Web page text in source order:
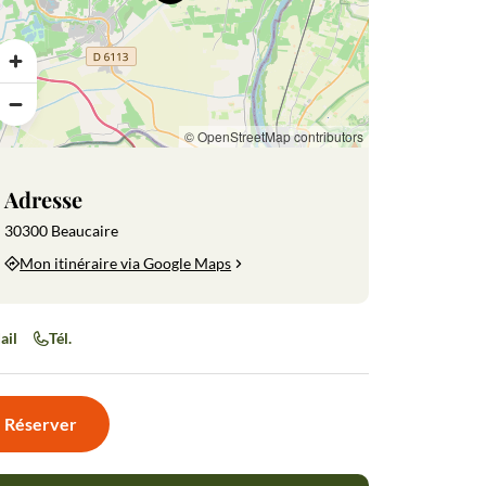
Gastronomie
provençale
La forteresse
médiévale
de Beaucaire
Balades à
vélo
et sites de
visite
Gastronomie
Infos
pratiques
© OpenStreetMap contributors
Adresse
30300 Beaucaire
Mon itinéraire via Google Maps
Tél.
Réserver